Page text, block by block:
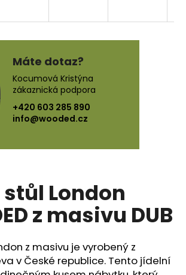
London
z masivu DUB
z masivu je vyrobený z
v České republice. Tento jídelní
Máte dotaz?
Kocumová Kristýna
zákaznická podpora
+420 603 285 890
info@wooded.cz